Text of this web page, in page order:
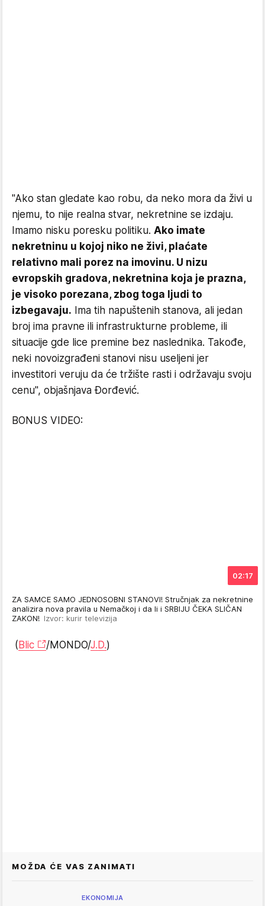
"Ako stan gledate kao robu, da neko mora da živi u
njemu, to nije realna stvar, nekretnine se izdaju.
Imamo nisku poresku politiku. Ako imate
nekretninu u kojoj niko ne živi, plaćate
relativno mali porez na imovinu. U nizu
evropskih gradova, nekretnina koja je prazna,
je visoko porezana, zbog toga ljudi to
izbegavaju. Ima tih napuštenih stanova, ali jedan
broj ima pravne ili infrastrukturne probleme, ili
situacije gde lice premine bez naslednika. Takođe,
neki novoizgrađeni stanovi nisu useljeni jer
investitori veruju da će tržište rasti i održavaju svoju
cenu", objašnjava Đorđević.
BONUS VIDEO:
02:17
ZA SAMCE SAMO JEDNOSOBNI STANOVI! Stručnjak za nekretnine
analizira nova pravila u Nemačkoj i da li i SRBIJU ČEKA SLIČAN
ZAKON! Izvor: kurir televizija
(Blic /MONDO/J.D.)
MOŽDA ĆE VAS ZANIMATI
EKONOMIJA